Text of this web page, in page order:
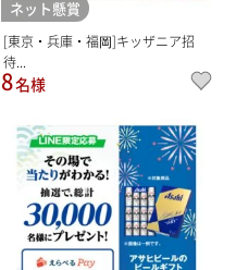
ネット懸賞
[東京・兵庫・福岡]キッザニア招
待...
8名様